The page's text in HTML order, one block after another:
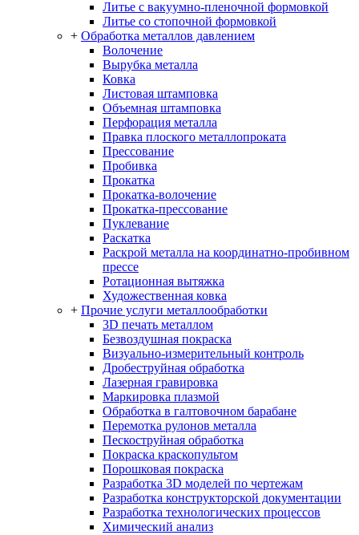
Литье с вакуумно-пленочной формовкой
Литье со стопочной формовкой
+ Обработка металлов давлением
Волочение
Вырубка металла
Ковка
Листовая штамповка
Объемная штамповка
Перфорация металла
Правка плоского металлопроката
Прессование
Пробивка
Прокатка
Прокатка-волочение
Прокатка-прессование
Пуклевание
Раскатка
Раскрой металла на координатно-пробивном
прессе
Ротационная вытяжка
Художественная ковка
+ Прочие услуги металлообработки
3D печать металлом
Безвоздушная покраска
Визуально-измерительный контроль
Дробеструйная обработка
Лазерная гравировка
Маркировка плазмой
Обработка в галтовочном барабане
Перемотка рулонов металла
Пескоструйная обработка
Покраска краскопультом
Порошковая покраска
Разработка 3D моделей по чертежам
Разработка конструкторской документации
Разработка технологических процессов
Химический анализ